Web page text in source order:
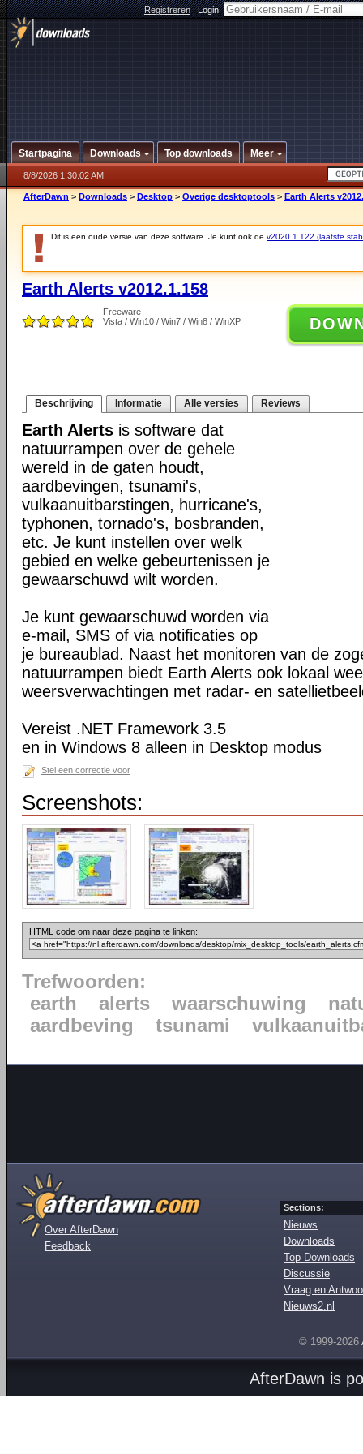
Registreren|Login:
Startpagina Downloads Top downloads Meer
8/8/2026 1:30:02 AM
AfterDawn > Downloads > Desktop > Overige desktoptools > Earth Alerts
Dit is een oude versie van deze software. Je kunt ook de v2020.1.122 (laatste
Earth Alerts v2012.1.158
Freeware
Vista / Win10 / Win7 / Win8 / WinXP
Beschrijving Informatie Alle versies Reviews
Earth Alerts is software dat
natuurrampen over de gehele
wereld in de gaten houdt,
aardbevingen, tsunami's,
vulkaanuitbarstingen, hurricane's,
typhonen, tornado's, bosbranden,
etc. Je kunt instellen over welk
gebied en welke gebeurtenissen je
gewaarschuwd wilt worden.
Je kunt gewaarschuwd worden via
e-mail, SMS of via notificaties op
je bureaublad. Naast het monitoren van de
natuurrampen biedt Earth Alerts ook lokaal
weersverwachtingen met radar- en
Vereist .NET Framework 3.5
en in Windows 8 alleen in Desktop modus
Stel een correctie voor
Screenshots:
HTML code om naar deze pagina te linken:
Trefwoorden:
earth
alerts waarschuwing
aardbeving
tsunami
Over AfterDawn
Feedback
Sections:
Nieuws
Downloads
Top Downloads
Discussie
Vraag en
Nieuws2.nl
© 1999-2026
AfterDawn is